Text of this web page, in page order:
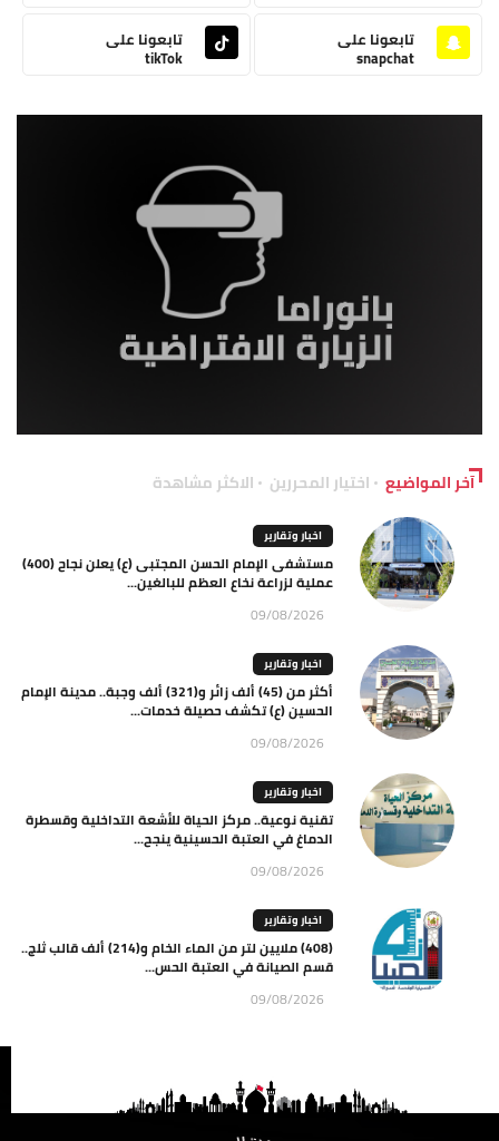
تابعونا على
snapchat
تابعونا على
tikTok
آخر المواضيع اختيار المحررين الاكثر مشاهدة
اخبار وتقارير
مستشفى الإمام الحسن المجتبى (ع) يعلن نجاح (400)
عملية لزراعة نخاع العظم للبالغين...
09/08/2026
اخبار وتقارير
أكثر من (45) ألف زائر و(321) ألف وجبة.. مدينة الإمام
الحسين (ع) تكشف حصيلة خدمات...
09/08/2026
اخبار وتقارير
تقنية نوعية.. مركز الحياة للأشعة التداخلية وقسطرة
الدماغ في العتبة الحسينية ينجح...
09/08/2026
اخبار وتقارير
(408) ملايين لتر من الماء الخام و(214) ألف قالب ثلج..
قسم الصيانة في العتبة الحس...
09/08/2026